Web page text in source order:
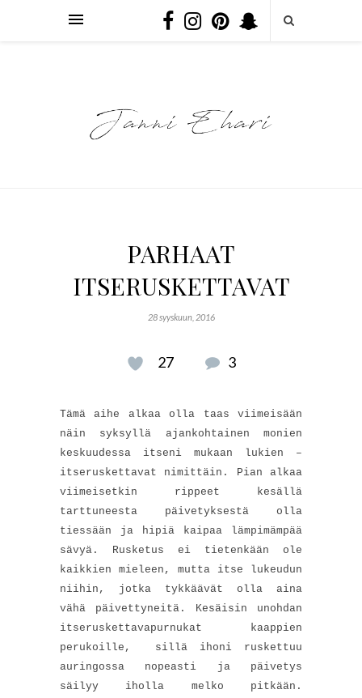
PARHAAT
ITSERUSKETTAVAT
28 syyskuun, 2016
27 3
Tämä aihe alkaa olla taas viimeisään
näin syksyllä ajankohtainen monien
keskuudessa itseni mukaan lukien –
itseruskettavat nimittäin. Pian alkaa
viimeisetkin rippeet kesällä
tarttuneesta päivetyksestä olla
tiessään ja hipiä kaipaa lämpimämpää
sävyä. Rusketus ei tietenkään ole
kaikkien mieleen, mutta itse lukeudun
niihin, jotka tykkäävät olla aina
vähä päivettyneitä. Kesäisin unohdan
itseruskettavapurnukat kaappien
perukoille, sillä ihoni ruskettuu
auringossa nopeasti ja päivetys
säilyy iholla melko pitkään.